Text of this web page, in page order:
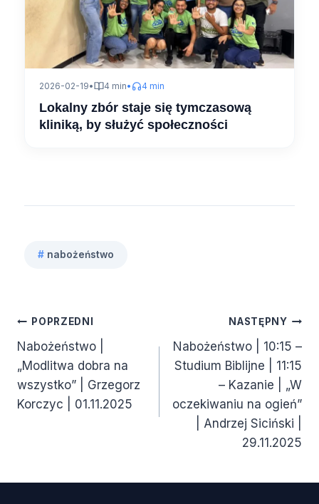
2026-02-19• 4 min• 4 min
Lokalny zbór staje się tymczasową
kliniką, by służyć społeczności
Tagi
# nabożeństwo
Nawigacja
wpisu
POPRZEDNI
Nabożeństwo |
„Modlitwa dobra na
wszystko” | Grzegorz
Korczyc | 01.11.2025
NASTĘPNY
Nabożeństwo | 10:15 –
Studium Biblijne | 11:15
– Kazanie | „W
oczekiwaniu na ogień”
| Andrzej Siciński |
29.11.2025